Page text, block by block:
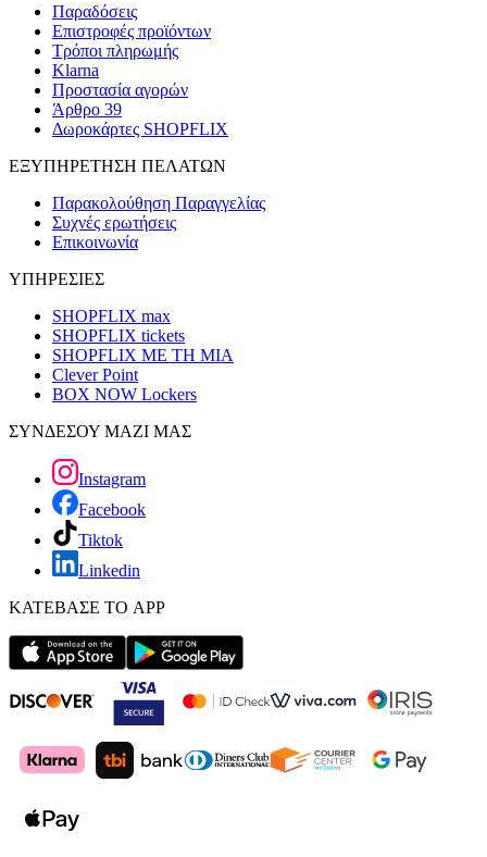
Παραδόσεις
Επιστροφές προϊόντων
Τρόποι πληρωμής
Klarna
Προστασία αγορών
Άρθρο 39
Δωροκάρτες SHOPFLIX
ΕΞΥΠΗΡΕΤΗΣΗ ΠΕΛΑΤΩΝ
Παρακολούθηση Παραγγελίας
Συχνές ερωτήσεις
Επικοινωνία
ΥΠΗΡΕΣΙΕΣ
SHOPFLIX max
SHOPFLIX tickets
SHOPFLIX ΜΕ ΤΗ ΜΙΑ
Clever Point
BOX NOW Lockers
ΣΥΝΔΕΣΟΥ ΜΑΖΙ ΜΑΣ
Instagram
Facebook
Tiktok
Linkedin
ΚΑΤΕΒΑΣΕ ΤΟ APP